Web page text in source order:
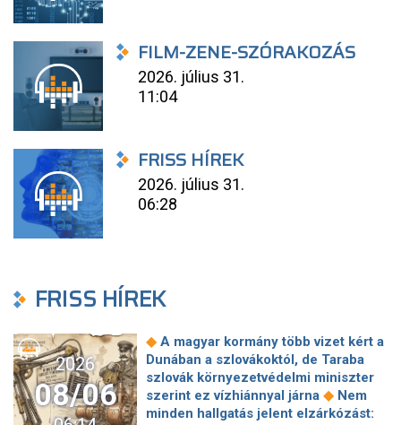
FILM-ZENE-SZÓRAKOZÁS
2026. július 31.
11:04
FRISS HÍREK
2026. július 31.
06:28
FRISS HÍREK
2026
08/06
◆ A magyar kormány több vizet kért a
Dunában a szlovákoktól, de Taraba
szlovák környezetvédelmi miniszter
szerint ez vízhiánnyal járna ◆ Nem
minden hallgatás jelent elzárkózást: